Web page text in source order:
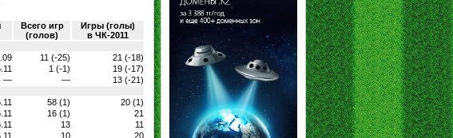
Всего игр
(голов)
Игры (голы)
в ЧК-2011
11 (-25)
21 (-18)
1 (-1)
19 (-17)
— —
13 (-21)
58 (1)
20 (1)
16 (1)
21
13
11
10
20